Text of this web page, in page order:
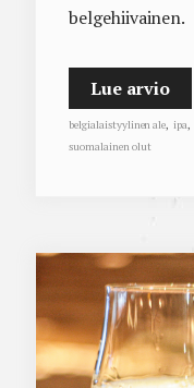
belgehiivainen.
Lue arvio
belgialaistyylinen ale, ipa,
suomalainen olut